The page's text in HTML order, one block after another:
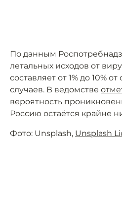
По данным
летальных исходов от
составляет от 1% до 10%
случаев. В ведомстве
вероятность
Россию остаётся крайне
Фото: Unsplash, Unsplash